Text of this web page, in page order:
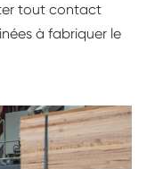
tout contact
à fabriquer le